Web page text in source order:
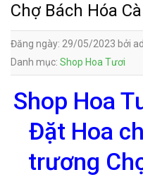
Chợ Bách Hóa
Đăng ngày: 29/05/2023 bởi
Danh mục: Shop Hoa Tươi
Shop Hoa
Đặt Hoa
trương